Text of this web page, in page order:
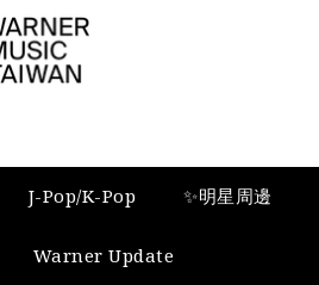
J-Pop/K-Pop ✨明星周邊
Warner Update